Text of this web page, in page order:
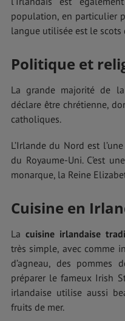
population, en particulier
langue utilisée est le scots
Politique et
La grande majorité de
déclare être chrétienne,
catholiques.
L’Irlande du Nord est
du Royaume-Uni. C’est
monarque, la Reine
Cuisine en
La cuisine irlandaise
très simple, avec comme
d’agneau, des
préparer le fameux Irish
irlandaise utilise aussi
fruits de mer.